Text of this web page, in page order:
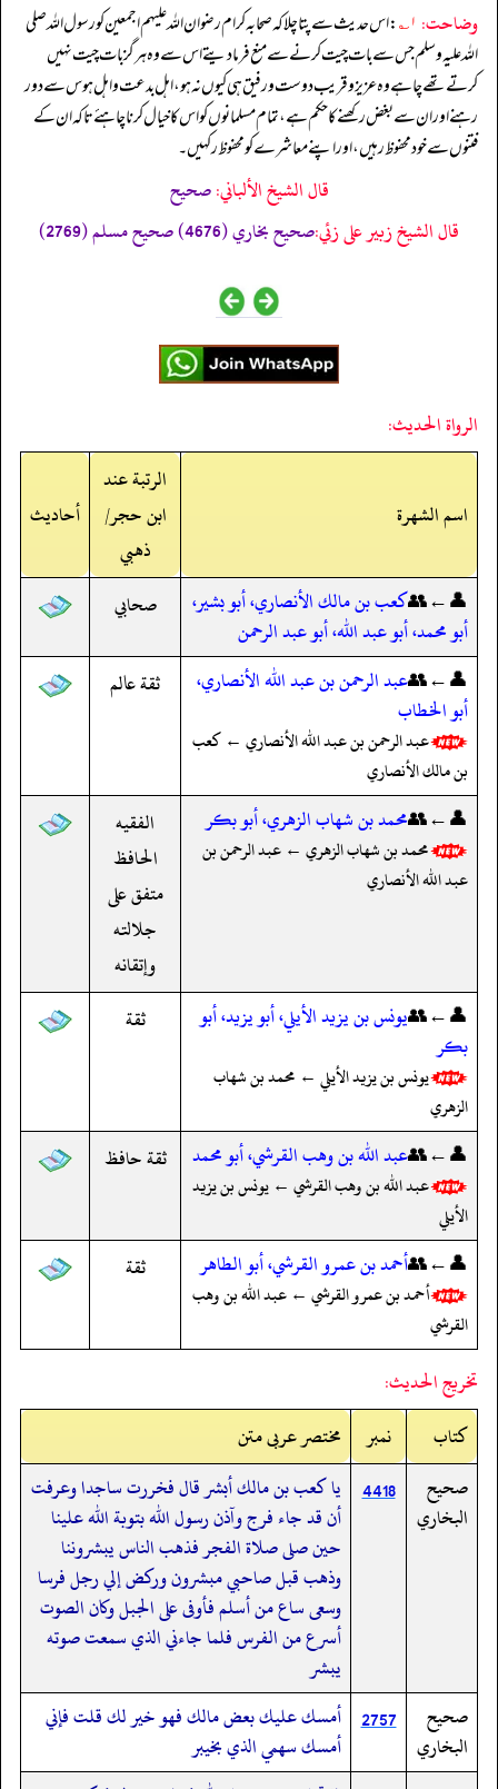
وضاحت: ۱؎ : اس حدیث سے پتا چلا کہ صحابہ کرام رضوان اللہ علیہم اجمعین کو رسول اللہ صلی
اللہ علیہ وسلم جس سے بات چیت کرنے سے منع فرما دیتے اس سے وہ ہرگز بات چیت نہیں
کرتے تھے چاہے وہ عزیز و قریب دوست و رفیق ہی کیوں نہ ہو، اہل بدعت و اہل ہوس سے دور
رہنے اور ان سے بغض رکھنے کا حکم ہے، تمام مسلمانوں کو اس کا خیال کرنا چاہئے تاکہ ان کے
فتنوں سے خود محفوظ رہیں، اور اپنے معاشرے کو محفوظ رکہیں۔
قال الشيخ الألباني:صحيح
قال الشيخ زبير على زئي:صحيح بخاري (4676) صحيح مسلم (2769)
الرواة الحديث:
اسم الشهرة
الرتبة عند
ابن حجر/
ذهبي
أحاديث
👤←👥كعب بن مالك الأنصاري، أبو بشير،
أبو محمد، أبو عبد الله، أبو عبد الرحمن
صحابي
👤←👥عبد الرحمن بن عبد الله الأنصاري،
أبو الخطاب
عبد الرحمن بن عبد الله الأنصاري ← كعب
بن مالك الأنصاري
ثقة عالم
👤←👥محمد بن شهاب الزهري، أبو بكر
محمد بن شهاب الزهري ← عبد الرحمن بن
عبد الله الأنصاري
الفقيه
الحافظ
متفق على
جلالته
وإتقانه
👤←👥يونس بن يزيد الأيلي، أبو يزيد، أبو
بكر
يونس بن يزيد الأيلي ← محمد بن شهاب
الزهري
ثقة
👤←👥عبد الله بن وهب القرشي، أبو محمد
عبد الله بن وهب القرشي ← يونس بن يزيد
الأيلي
ثقة حافظ
👤←👥أحمد بن عمرو القرشي، أبو الطاهر
أحمد بن عمرو القرشي ← عبد الله بن وهب
القرشي
ثقة
تخريج الحديث:
کتاب
نمبر
مختصر عربی متن
صحيح
البخاري
4418
يا كعب بن مالك أبشر قال فخررت ساجدا وعرفت
أن قد جاء فرج وآذن رسول الله بتوبة الله علينا
حين صلى صلاة الفجر فذهب الناس يبشروننا
وذهب قبل صاحبي مبشرون وركض إلي رجل فرسا
وسعى ساع من أسلم فأوفى على الجبل وكان الصوت
أسرع من الفرس فلما جاءني الذي سمعت صوته
يبشر
صحيح
البخاري
2757 أمسك عليك بعض مالك فهو خير لك قلت فإني
أمسك سهمي الذي بخيبر